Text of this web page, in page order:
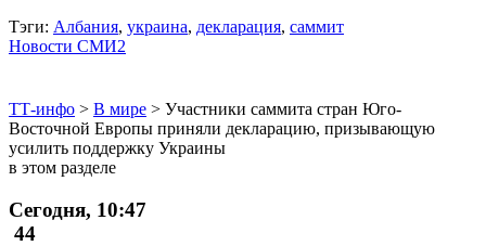
Тэги: Албания, украина, декларация, саммит
Новости СМИ2
ТТ-инфо > В мире > Участники саммита стран Юго-
Восточной Европы приняли декларацию, призывающую
усилить поддержку Украины
в этом разделе
Сегодня, 10:47
44